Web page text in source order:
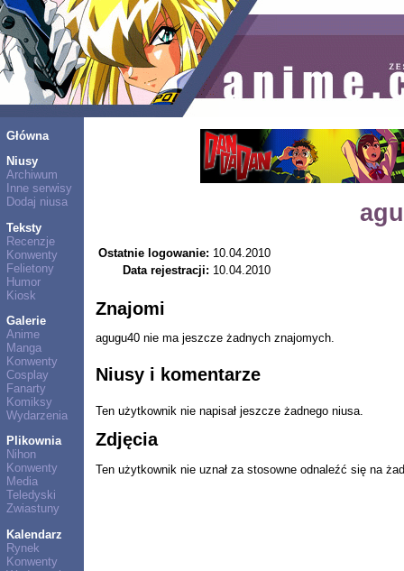
Główna
Niusy
Archiwum
Inne serwisy
Dodaj niusa
Teksty
Recenzje
Konwenty
Felietony
Humor
Kiosk
Galerie
Anime
Manga
Konwenty
Cosplay
Fanarty
Komiksy
Wydarzenia
Plikownia
Nihon
Konwenty
Media
Teledyski
Zwiastuny
Kalendarz
Rynek
Konwenty
Ostatnie logowanie: 10.04.2010
Data rejestracji: 10.04.2010
Znajomi
agugu40 nie ma jeszcze żadnych znajomych.
Niusy i komentarze
Ten użytkownik nie napisał jeszcze żadnego niusa.
Zdjęcia
Ten użytkownik nie uznał za stosowne odnaleźć się na